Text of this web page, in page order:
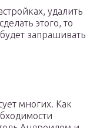
удалить
этого, то
запрашивать
многих. Как